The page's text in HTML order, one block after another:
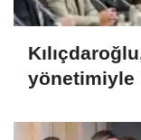
yönetimiyle